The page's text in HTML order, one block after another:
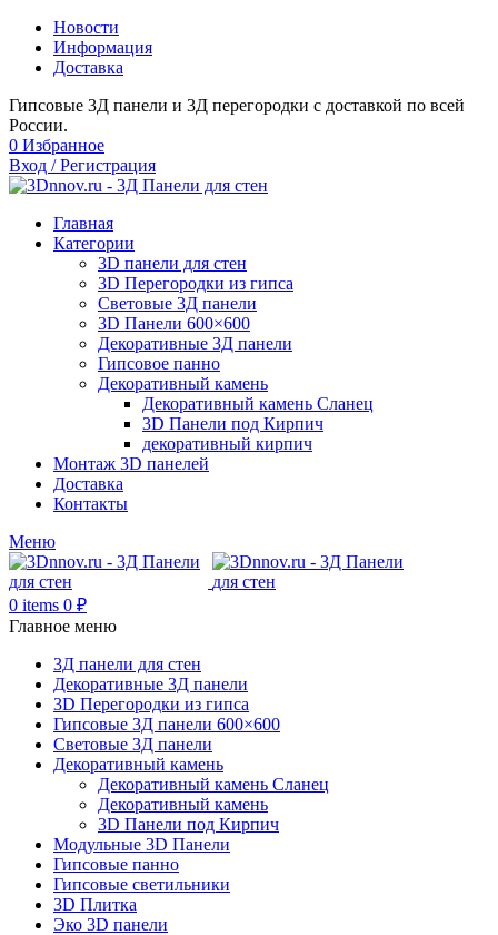
Новости
Информация
Доставка
Гипсовые 3Д панели и 3Д перегородки с доставкой по всей
России.
0 Избранное
Вход / Регистрация
Главная
Категории
3D панели для стен
3D Перегородки из гипса
Световые 3Д панели
3D Панели 600×600
Декоративные 3Д панели
Гипсовое панно
Декоративный камень
Декоративный камень Сланец
3D Панели под Кирпич
декоративный кирпич
Монтаж 3D панелей
Доставка
Контакты
Меню
0 items 0 ₽
Главное меню
3Д панели для стен
Декоративные 3Д панели
3D Перегородки из гипса
Гипсовые 3Д панели 600×600
Световые 3Д панели
Декоративный камень
Декоративный камень Сланец
Декоративный камень
3D Панели под Кирпич
Модульные 3D Панели
Гипсовые панно
Гипсовые светильники
3D Плитка
Эко 3D панели